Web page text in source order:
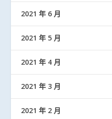
2021 年 6 月
2021 年 5 月
2021 年 4 月
2021 年 3 月
2021 年 2 月